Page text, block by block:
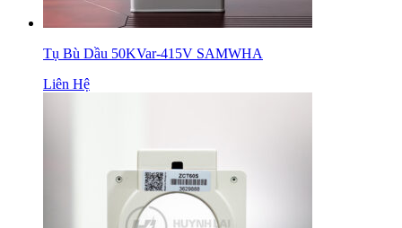
Tụ Bù Dầu 50KVar-415V SAMWHA
Liên Hệ